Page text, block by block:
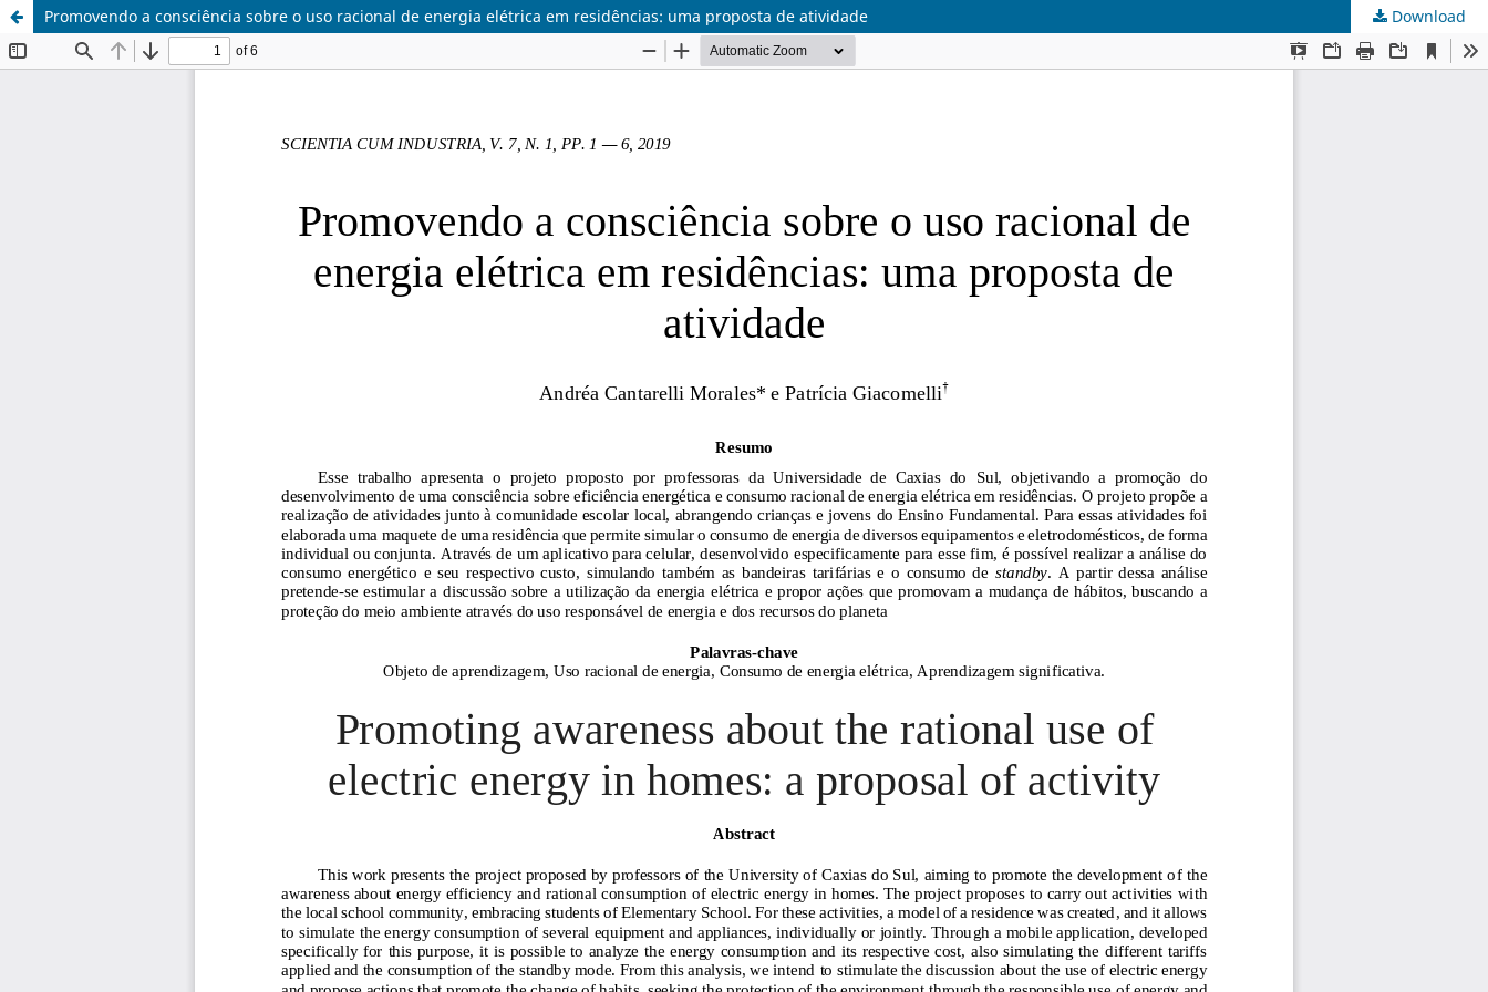
Promovendo a consciência sobre o uso racional de energia elétrica em residências: uma proposta de atividade Download